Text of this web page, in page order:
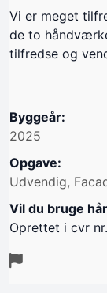
Vi er meget
de to
tilfredse og
Byggeår:
2025
Opgave:
Udvendig,
Vil du bruge
Oprettet i cvr